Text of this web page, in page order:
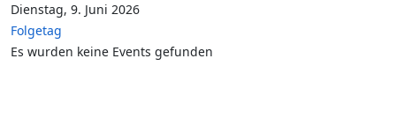
Dienstag, 9. Juni 2026
Folgetag
Es wurden keine Events gefunden